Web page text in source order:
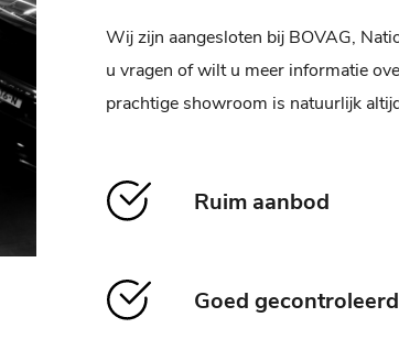
Wij zijn aangesloten bij BOVAG,
u vragen of wilt u meer informatie
prachtige showroom is natuurlijk
Ruim aanbod
Goed